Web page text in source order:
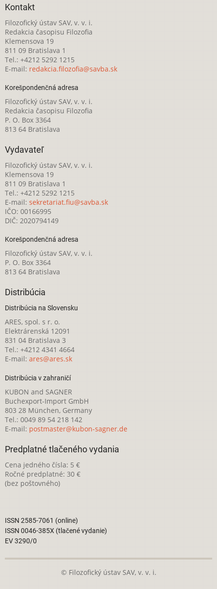
Kontakt
Filozofický ústav SAV, v. v. i.
Redakcia časopisu Filozofia
Klemensova 19
811 09 Bratislava 1
Tel.: +4212 5292 1215
E-mail: redakcia.filozofia@savba.sk
Korešpondenčná adresa
Filozofický ústav SAV, v. v. i.
Redakcia časopisu Filozofia
P. O. Box 3364
813 64 Bratislava
Vydavateľ
Filozofický ústav SAV, v. v. i.
Klemensova 19
811 09 Bratislava 1
Tel.: +4212 5292 1215
E-mail: sekretariat.fiu@savba.sk
IČO: 00166995
DIČ: 2020794149
Korešpondenčná adresa
Filozofický ústav SAV, v. v. i.
P. O. Box 3364
813 64 Bratislava
Distribúcia
Distribúcia na Slovensku
ARES, spol. s r. o.
Elektrárenská 12091
831 04 Bratislava 3
Tel.: +4212 4341 4664
E-mail: ares@ares.sk
Distribúcia v zahraničí
KUBON and SAGNER
Buchexport-Import GmbH
803 28 München, Germany
Tel.: 0049 89 54 218 142
E-mail: postmaster@kubon-sagner.de
Predplatné tlačeného vydania
Cena jedného čísla: 5 €
Ročné predplatné: 30 €
(bez poštovného)
ISSN 2585-7061 (online)
ISSN 0046-385X (tlačené vydanie)
EV 3290/0
© Filozofický ústav SAV, v. v. i.